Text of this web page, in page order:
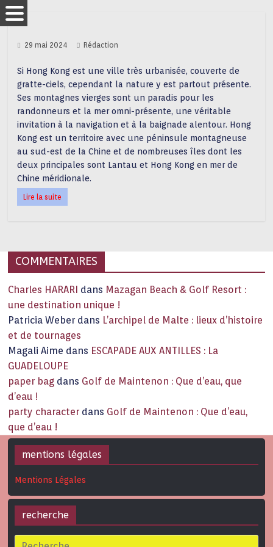
29 mai 2024 Rédaction
Si Hong Kong est une ville très urbanisée, couverte de
gratte-ciels, cependant la nature y est partout présente.
Ses montagnes vierges sont un paradis pour les
randonneurs et la mer omni-présente, une véritable
invitation à la navigation et à la baignade alentour. Hong
Kong est un territoire avec une péninsule montagneuse
au sud-est de la Chine et de nombreuses îles dont les
deux principales sont Lantau et Hong Kong en mer de
Chine méridionale.
Lire la suite
COMMENTAIRES
Charles HARARI dans Mazagan Beach & Golf Resort :
une destination unique !
Patricia Weber dans L’archipel de Malte : lieux d’histoire
et de tournages
Magali Aime dans ESCAPADE AUX ANTILLES : La
GUADELOUPE
paper bag dans Golf de Maintenon : Que d’eau, que
d’eau !
party character dans Golf de Maintenon : Que d’eau,
que d’eau !
mentions légales
Mentions Légales
recherche